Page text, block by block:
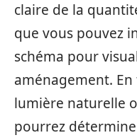
claire de la
que vous pouvez
schéma pour
aménagement.
lumière naturelle
pourrez